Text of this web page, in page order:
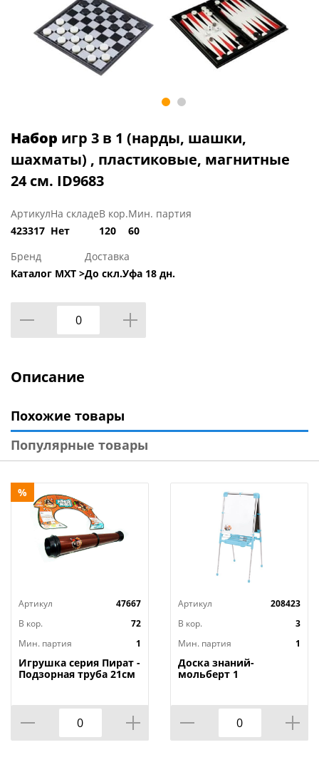
Набор игр 3 в 1 (нарды, шашки,
шахматы) , пластиковые, магнитные
24 см. ID9683
Артикул
423317
На складе
Нет
В кор.
120
Мин. партия
60
Бренд
Каталог МХТ >
Доставка
До скл.Уфа 18 дн.
Описание
Похожие товары
Популярные товары
%
Артикул
47667
В кор.
72
Мин. партия
1
Игрушка серия Пират -
Подзорная труба 21см
Артикул
208423
В кор.
3
Мин. партия
1
Доска знаний-
мольберт 1
голубой-2, 1/1